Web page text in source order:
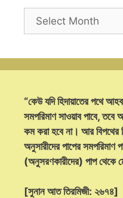
Archives
“কেউ যদি হিদায়াতের পথে
সমপরিমাণ সাওয়াব পাবে, তবে
কম করা হবে না। আর বিপথের
অনুসারীদের পাপের সমপরিমাণ
(অনুসরণকারীদের) পাপ থেকে
[সুনান আত তিরমিজী: ২৬৭৪]